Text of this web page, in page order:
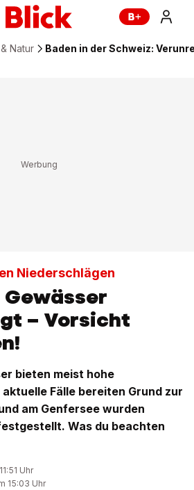
Natur Baden in der Schweiz:
Niederschlägen
– Vorsicht
bieten meist hohe
Fälle bereiten Grund zur
am Genfersee wurden
Was du beachten
Uhr
15:03 Uhr